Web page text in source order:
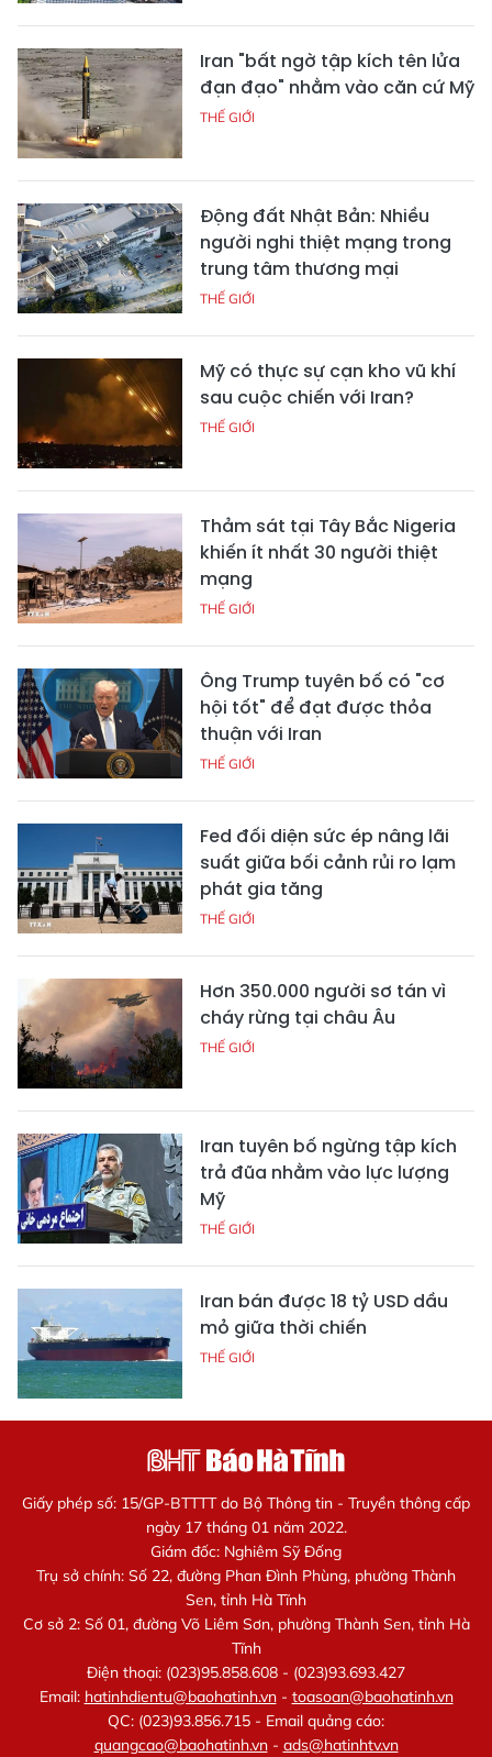
Iran "bất ngờ tập kích tên lửa
đạn đạo" nhằm vào căn cứ Mỹ
THẾ GIỚI
Động đất Nhật Bản: Nhiều
người nghi thiệt mạng trong
trung tâm thương mại
THẾ GIỚI
Mỹ có thực sự cạn kho vũ khí
sau cuộc chiến với Iran?
THẾ GIỚI
Thảm sát tại Tây Bắc Nigeria
khiến ít nhất 30 người thiệt
mạng
THẾ GIỚI
Ông Trump tuyên bố có "cơ
hội tốt" để đạt được thỏa
thuận với Iran
THẾ GIỚI
Fed đối diện sức ép nâng lãi
suất giữa bối cảnh rủi ro lạm
phát gia tăng
THẾ GIỚI
Hơn 350.000 người sơ tán vì
cháy rừng tại châu Âu
THẾ GIỚI
Iran tuyên bố ngừng tập kích
trả đũa nhằm vào lực lượng
Mỹ
THẾ GIỚI
Iran bán được 18 tỷ USD dầu
mỏ giữa thời chiến
THẾ GIỚI
Giấy phép số: 15/GP-BTTTT do Bộ Thông tin - Truyền thông cấp
ngày 17 tháng 01 năm 2022.
Giám đốc: Nghiêm Sỹ Đống
Trụ sở chính: Số 22, đường Phan Đình Phùng, phường Thành
Sen, tỉnh Hà Tĩnh
Cơ sở 2: Số 01, đường Võ Liêm Sơn, phường Thành Sen, tỉnh Hà
Tĩnh
Điện thoại: (023)95.858.608 - (023)93.693.427
Email: hatinhdientu@baohatinh.vn- toasoan@baohatinh.vn
QC: (023)93.856.715 - Email quảng cáo:
quangcao@baohatinh.vn- ads@hatinhtv.vn